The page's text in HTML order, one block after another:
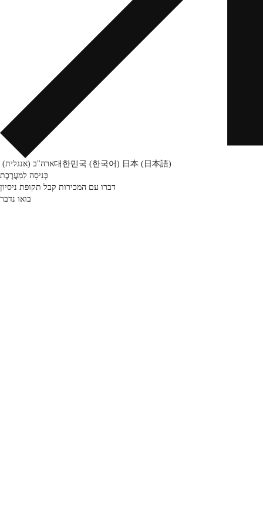
ארה"ב (אנגלית)대한민국 (한국어) 日本 (日本語)
כְּנִיסָה לַמַעֲרֶכֶת
קבל תקופת ניסיון דברו עם המכירות
בואו נדבר